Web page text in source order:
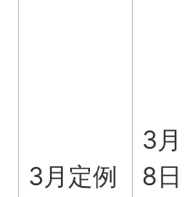
3月定例
3月
8日